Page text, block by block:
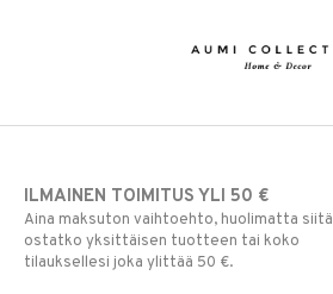
ILMAINEN TOIMITUS YLI 50 €
Aina maksuton vaihtoehto, huolimatta siitä
ostatko yksittäisen tuotteen tai koko
tilauksellesi joka ylittää 50 €.